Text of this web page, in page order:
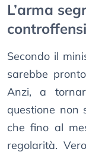
L’arma
Secondo il
sarebbe
Anzi, a
questione non
che fino al
regolarità.